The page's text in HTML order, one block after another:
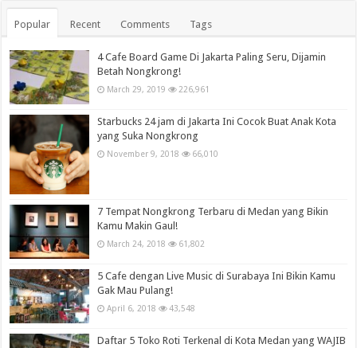
Popular Recent Comments Tags
4 Cafe Board Game Di Jakarta Paling Seru, Dijamin
Betah Nongkrong!
March 29, 2019 226,961
Starbucks 24 jam di Jakarta Ini Cocok Buat Anak Kota
yang Suka Nongkrong
November 9, 2018 66,010
7 Tempat Nongkrong Terbaru di Medan yang Bikin
Kamu Makin Gaul!
March 24, 2018 61,802
5 Cafe dengan Live Music di Surabaya Ini Bikin Kamu
Gak Mau Pulang!
April 6, 2018 43,548
Daftar 5 Toko Roti Terkenal di Kota Medan yang WAJIB